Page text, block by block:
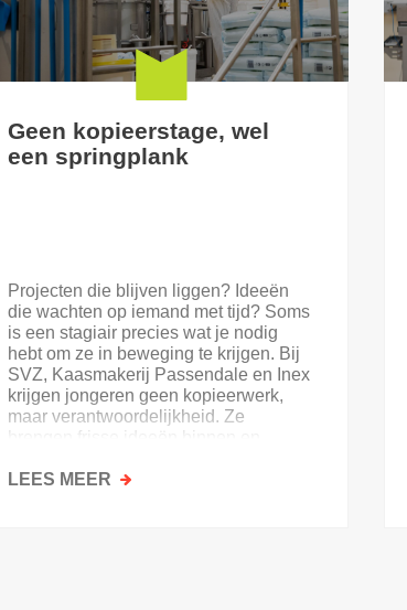
Geen kopieerstage, wel
een springplank
Projecten die blijven liggen? Ideeën
die wachten op iemand met tijd? Soms
is een stagiair precies wat je nodig
hebt om ze in beweging te krijgen. Bij
SVZ, Kaasmakerij Passendale en Inex
krijgen jongeren geen kopieerwerk,
maar verantwoordelijkheid. Ze
brengen frisse ideeën binnen en
LEES MEER OVER